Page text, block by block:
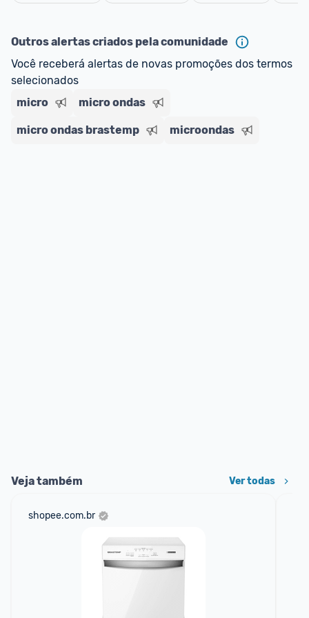
E lembre-se: você sempre pode contar ajuda da
comunidade para tirar dúvidas ou acionar os
nossos Admins marcando
comentário ou através do Fale com o Promobit.
Outros alertas criados pela comunidade
Você receberá alertas de novas promoções dos termos
selecionados
micro
micro ondas
micro ondas brastemp microondas
Veja também Ver todas
shopee.com.br